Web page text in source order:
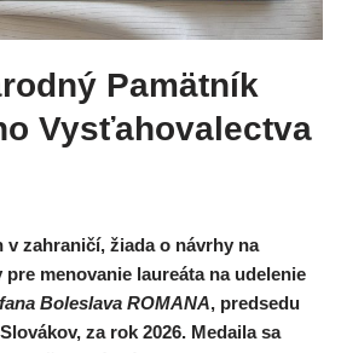
Pamätník
Vysťahovalectva
zahraničí, žiada o návrhy na
menovanie laureáta na udelenie
Boleslava ROMANA, predsedu
za rok 2026. Medaila sa